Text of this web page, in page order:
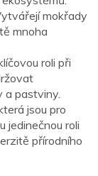
mokřady
mnoha
roli při
a pastviny.
jsou pro
jedinečnou roli
přírodního